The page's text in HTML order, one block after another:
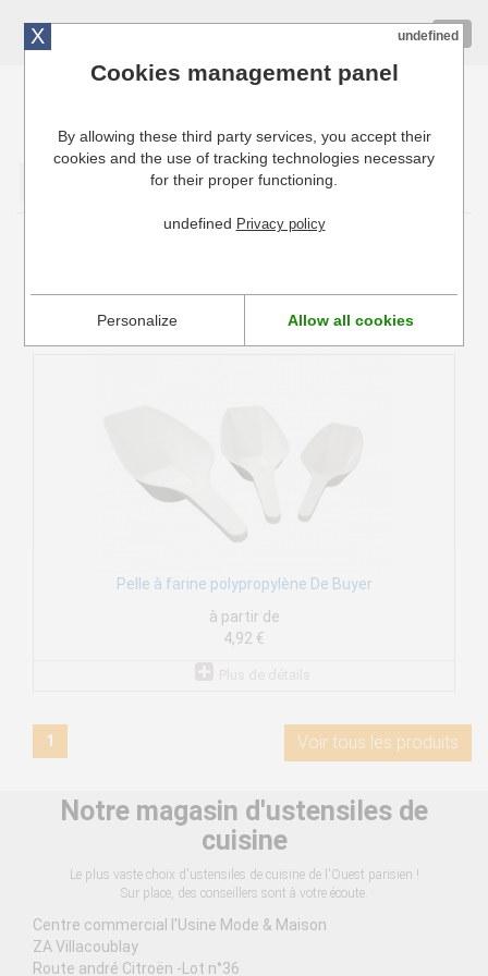
Cuisinresto: Ustensiles de cuisine pour professionnels
La pelle à farine permet d'obtenir une mesure portionnée de
tous vos aliments.
Pelle à farine polypropylène De Buyer
à partir de
4,92 €
1 Voir tous les produits
Notre magasin d'ustensiles de
cuisine
Le plus vaste choix d'ustensiles de cuisine de l'Ouest parisien !
Sur place, des conseillers sont à votre écoute.
Centre commercial l'Usine Mode & Maison
ZA Villacoublay
Route andré Citroën -Lot n°36
X undefined
Cookies management panel
By allowing these third party services, you accept their
cookies and the use of tracking technologies necessary
for their proper functioning.
undefined Privacy policy
Personalize Allow all cookies